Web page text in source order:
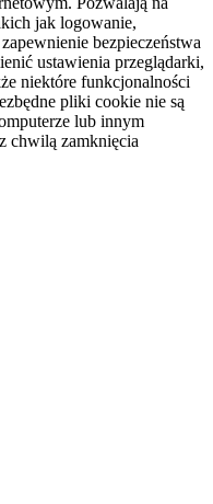
jak logowanie,
bezpieczeństwa
ustawienia przeglądarki,
niektóre funkcjonalności
pliki cookie nie są
lub innym
chwilą zamknięcia